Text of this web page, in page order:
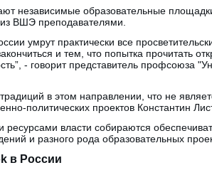
независимые образовательные
ВШЭ преподавателями.
умрут практически все
и тем, что попытка прочитать
- говорит представитель профсоюза
в этом направлении, что не
политических проектов Константин
власти собираются
и разного рода образовательных
в России